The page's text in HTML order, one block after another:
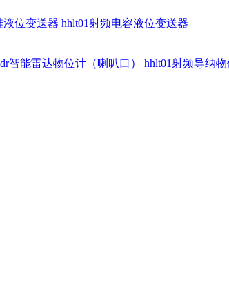
液位变送器 hhlt01射频电容液位变送器
智能雷达物位计（喇叭口） hhlt01射频导纳